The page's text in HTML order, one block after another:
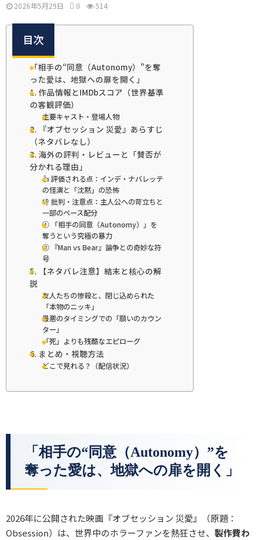
2026年5月29日 0 514
目次
「相手の“同意（Autonomy）”を奪
った愛は、地獄への扉を開く」
1. 作品情報とIMDbスコア（世界基準
の客観評価）
主要キャスト・登場人物
2. 『オブセッション 災愛』あらすじ
（ネタバレなし）
3. 海外の評判・レビューと「賛否が
分かれる理由」
👍 評価される点：インデ・ナバレッテ
の怪演と「沈黙」の恐怖
👎 批判・注意点：主人公への苛立ちと
一部のペース配分
① 「相手の同意（Autonomy）」を
奪うという究極の暴力
② 『Man vs Bear』論争との奇妙な符
号
5. 【ネタバレ注意】結末と核心の解
説
友人たちの惨殺と、閉じ込められた
「本物のニッキ」
最悪のタイミングでの「願いのカウン
ター」
「死」よりも残酷なエピローグ
6. まとめ・視聴方法
どこで見れる？（配信状況）
「相手の“同意（Autonomy）”を
奪った愛は、地獄への扉を開く」
2026年に公開された映画『オブセッション 災愛』（原題：
Obsession）は、世界中のホラーファンを熱狂させ、 製作費わ